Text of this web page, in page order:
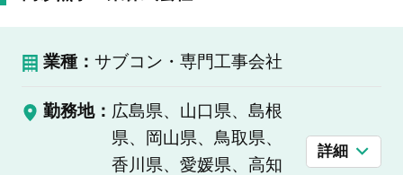
業種： サブコン・専門工事会社
勤務地： 広島県、山口県、島根
県、岡山県、鳥取県、
香川県、愛媛県、高知
詳細